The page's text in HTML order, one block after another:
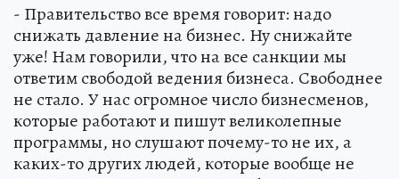
- Правительство все время говорит: надо
снижать давление на бизнес. Ну снижайте
уже! Нам говорили, что на все санкции мы
ответим свободой ведения бизнеса. Свободнее
не стало. У нас огромное число бизнесменов,
которые работают и пишут великолепные
программы, но слушают почему-то не их, а
каких-то других людей, которые вообще не